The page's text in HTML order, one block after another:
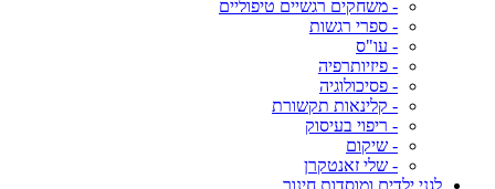
- משחקים רגשיים טיפוליים
- ספרי רגשות
- עו"ס
- פיזיותרפיה
- פסיכולוגיה
- קלינאות תקשורת
- ריפוי בעיסוק
- שיקום
- שלי זאנטקרן
לגני ילדים ומוסדות חינוך